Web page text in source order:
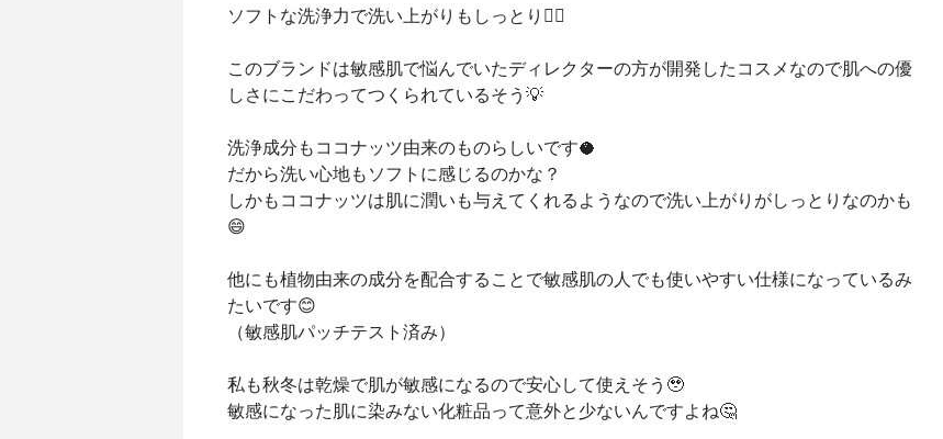
ソフトな洗浄力で洗い上がりもしっとり🧖‍♀️
このブランドは敏感肌で悩んでいたディレクターの方が開発したコスメなので肌への優
しさにこだわってつくられているそう💡
洗浄成分もココナッツ由来のものらしいです🥥
だから洗い心地もソフトに感じるのかな？
しかもココナッツは肌に潤いも与えてくれるようなので洗い上がりがしっとりなのかも
😄
他にも植物由来の成分を配合することで敏感肌の人でも使いやすい仕様になっているみ
たいです😊
（敏感肌パッチテスト済み）
私も秋冬は乾燥で肌が敏感になるので安心して使えそう🥹
敏感になった肌に染みない化粧品って意外と少ないんですよね🤔